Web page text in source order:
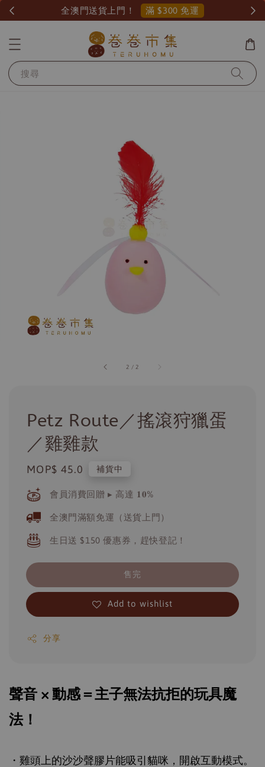
全澳門送貨上門！ 滿 $300 免運
搜尋
2 / 2
Petz Route／搖滾狩獵蛋
／雞雞款
Regular
price
MOP$ 45.0 補貨中
會員消費回贈 ▸ 高達 𝟏𝟎%
全澳門滿額免運（送貨上門）
生日送 $150 優惠券，趕快登記！
售完
Add to wishlist
分享
聲音 × 動感＝主子無法抗拒的玩具魔
法！
・雞頭上的沙沙聲膠片能吸引貓咪，開啟互動模式。